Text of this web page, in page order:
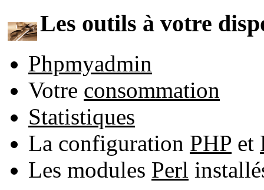
Les outils à votre
Phpmyadmin
Votre consommation
Statistiques
La configuration PHP et
Les modules Perl